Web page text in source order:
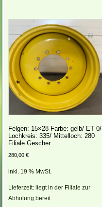
Felgen: 15×28 Farbe: gelb/ ET 0/
Lochkreis: 335/ Mittelloch: 280
Filiale Gescher
280,00€
inkl. 19 % MwSt.
Lieferzeit:liegt in der Filiale zur
Abholung bereit.